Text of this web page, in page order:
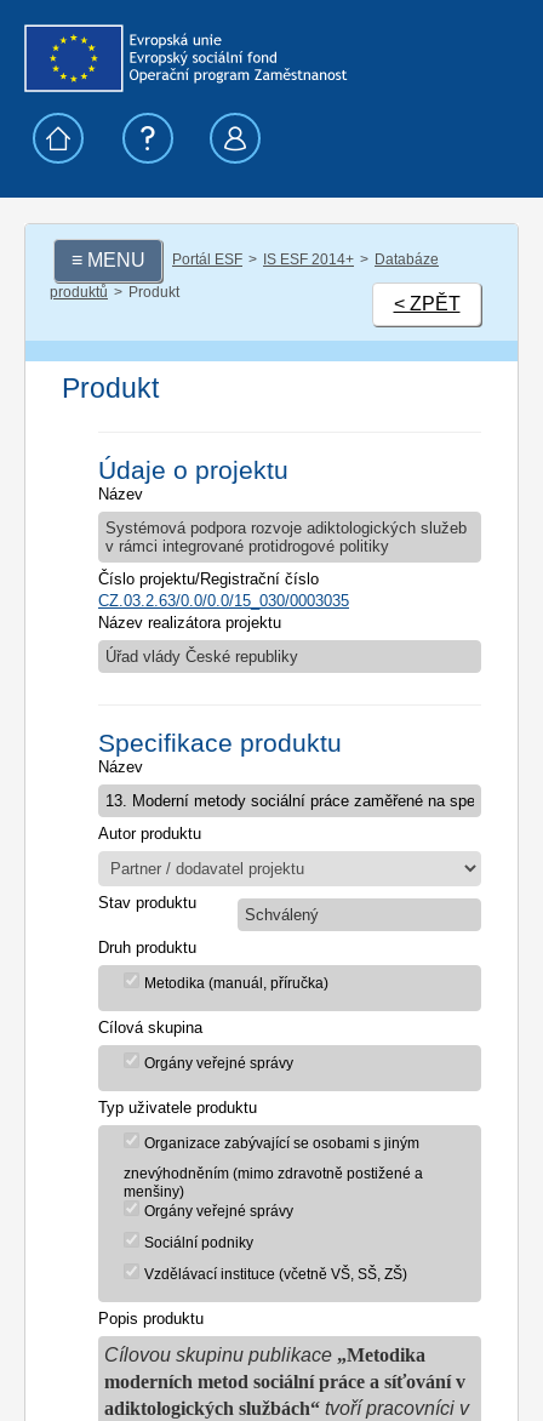
≡ MENU Portál ESF IS ESF 2014+
Databáze
produktů
Produkt
< ZPĚT
Produkt
Údaje o projektu
Název
Systémová podpora rozvoje adiktologických služeb
v rámci integrované protidrogové politiky
Číslo projektu/Registrační číslo
CZ.03.2.63/0.0/0.0/15_030/0003035
Název realizátora projektu
Úřad vlády České republiky
Specifikace produktu
Název
Autor produktu
Stav produktu
Schválený
Druh produktu
Metodika (manuál, příručka)
Cílová skupina
Orgány veřejné správy
Typ uživatele produktu
Organizace zabývající se osobami s jiným
znevýhodněním (mimo zdravotně postižené a
menšiny)
Orgány veřejné správy
Sociální podniky
Vzdělávací instituce (včetně VŠ, SŠ, ZŠ)
Popis produktu
Cílovou skupinu publikace „Metodika
moderních metod sociální práce a síťování v
adiktologických službách“ tvoří pracovníci v